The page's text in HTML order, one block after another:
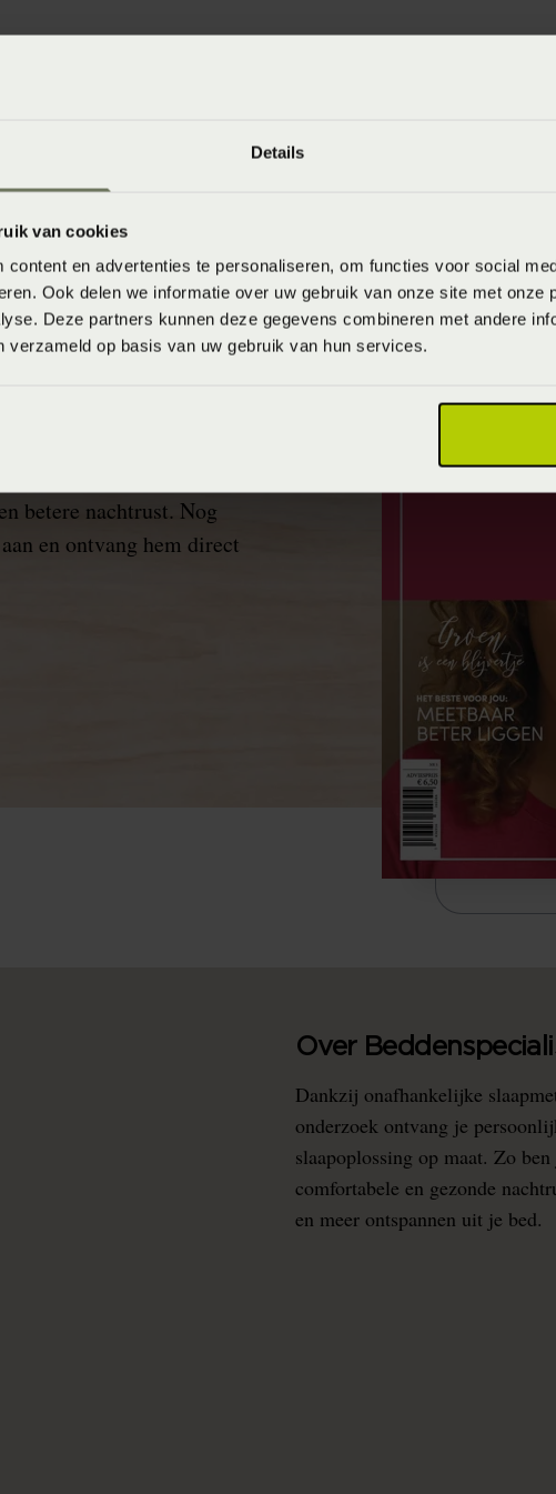
Details
van cookies
content en advertenties te personaliseren, om functies voor social
Ook delen we informatie over uw gebruik van onze site met onze
Deze partners kunnen deze gegevens combineren met andere
verzameld op basis van uw gebruik van hun services.
In deze 5de editie vind
betere nachtrust. Nog
en ontvang hem direct
Over
Dankzij onafhankelijke
onderzoek ontvang je
slaapoplossing op maat. Zo
comfortabele en gezonde
en meer ontspannen uit je bed.